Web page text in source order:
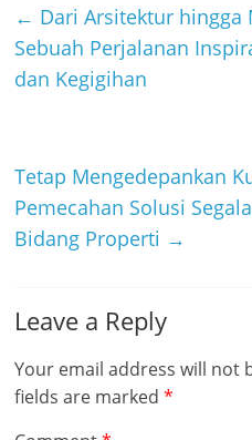
← Dari Arsitektur hingga
Sebuah Perjalanan
dan Kegigihan
Tetap Mengedepankan
Pemecahan Solusi
Bidang Properti →
Leave a Reply
Your email address will not
fields are marked*